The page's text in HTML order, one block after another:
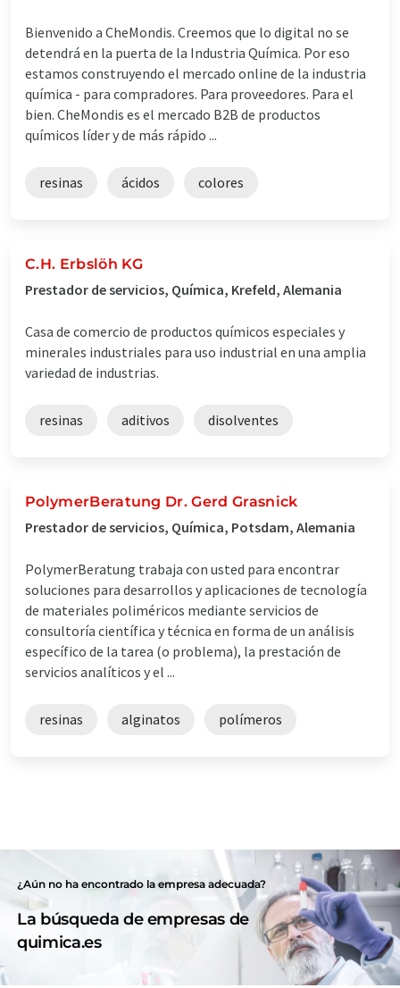
Bienvenido a CheMondis. Creemos que lo digital no se
detendrá en la puerta de la Industria Química. Por eso
estamos construyendo el mercado online de la industria
química - para compradores. Para proveedores. Para el
bien. CheMondis es el mercado B2B de productos
químicos líder y de más rápido ...
resinas ácidos colores
C.H. Erbslöh KG
Prestador de servicios, Química, Krefeld, Alemania
Casa de comercio de productos químicos especiales y
minerales industriales para uso industrial en una amplia
variedad de industrias.
resinas aditivos disolventes
PolymerBeratung Dr. Gerd Grasnick
Prestador de servicios, Química, Potsdam, Alemania
PolymerBeratung trabaja con usted para encontrar
soluciones para desarrollos y aplicaciones de tecnología
de materiales poliméricos mediante servicios de
consultoría científica y técnica en forma de un análisis
específico de la tarea (o problema), la prestación de
servicios analíticos y el ...
resinas alginatos polímeros
¿Aún no ha encontrado la empresa adecuada?
La búsqueda de empresas de
quimica.es